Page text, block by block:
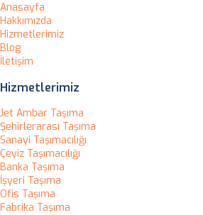
Anasayfa
Hakkımızda
Hizmetlerimiz
Blog
İletişim
Hizmetlerimiz
Jet Ambar Taşıma
Şehirlerarası Taşıma
Sanayi Taşımacılığı
Çeyiz Taşımacılığı
Banka Taşıma
İşyeri Taşıma
Ofis Taşıma
Fabrika Taşıma